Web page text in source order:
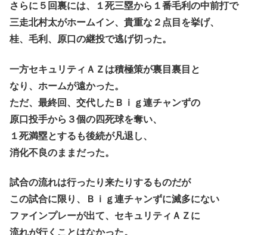
さらに５回裏には、１死三塁から１番毛利の中前打で
三走北村太がホームイン、貴重な２点目を挙げ、
桂、毛利、原口の継投で逃げ切った。
一方セキュリティＡＺは積極策が裏目裏目と
なり、ホームが遠かった。
ただ、最終回、交代したＢｉｇ連チャンずの
原口投手から３個の四死球を奪い、
１死満塁とするも後続が凡退し、
消化不良のままだった。
試合の流れは行ったり来たりするものだが
この試合に限り、Ｂｉｇ連チャンずに滅多にない
ファインプレーが出て、セキュリティＡＺに
流れが行くことはなかった。